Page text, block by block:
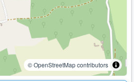
© OpenStreetMap contributors